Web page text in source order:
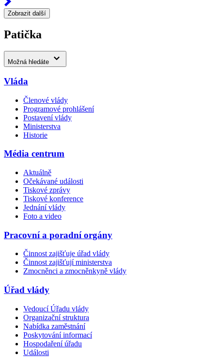
Zobrazit další
Patička
Možná hledáte
Vláda
Členové vlády
Programové prohlášení
Postavení vlády
Ministerstva
Historie
Média centrum
Aktuálně
Očekávané události
Tiskové zprávy
Tiskové konference
Jednání vlády
Foto a video
Pracovní a poradní orgány
Činnost zajišťuje úřad vlády
Činnost zajišťují ministerstva
Zmocněnci a zmocněnkyně vlády
Úřad vlády
Vedoucí Úřadu vlády
Organizační struktura
Nabídka zaměstnání
Poskytování informací
Hospodaření úřadu
Události